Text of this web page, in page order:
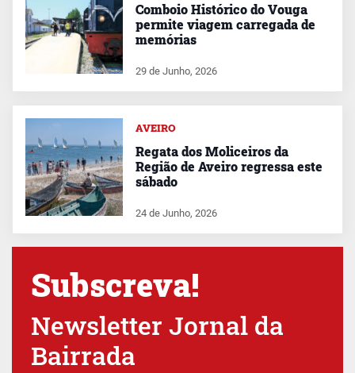
Comboio Histórico do Vouga
permite viagem carregada de
memórias
29 de Junho, 2026
AVEIRO
Regata dos Moliceiros da
Região de Aveiro regressa este
sábado
24 de Junho, 2026
Subscreva!
Newsletter Jornal da
Bairrada